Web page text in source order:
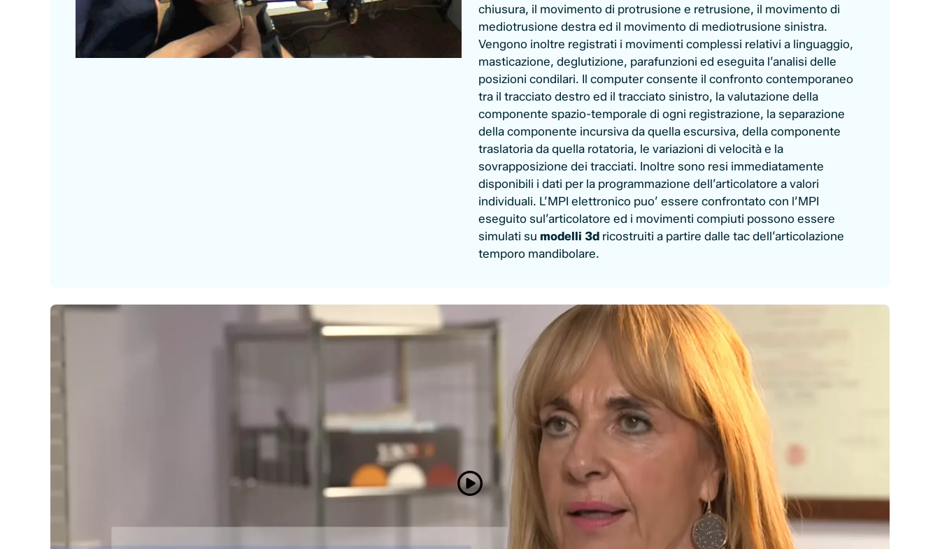
chiusura, il movimento di protrusione e retrusione, il movimento di
mediotrusione destra ed il movimento di mediotrusione sinistra.
Vengono inoltre registrati i movimenti complessi relativi a linguaggio,
masticazione, deglutizione, parafunzioni ed eseguita l’analisi delle
posizioni condilari. Il computer consente il confronto contemporaneo
tra il tracciato destro ed il tracciato sinistro, la valutazione della
componente spazio-temporale di ogni registrazione, la separazione
della componente incursiva da quella escursiva, della componente
traslatoria da quella rotatoria, le variazioni di velocità e la
sovrapposizione dei tracciati. Inoltre sono resi immediatamente
disponibili i dati per la programmazione dell’articolatore a valori
individuali. L’MPI elettronico puo’ essere confrontato con l’MPI
eseguito sul’articolatore ed i movimenti compiuti possono essere
simulati su modelli 3d ricostruiti a partire dalle tac dell’articolazione
temporo mandibolare.